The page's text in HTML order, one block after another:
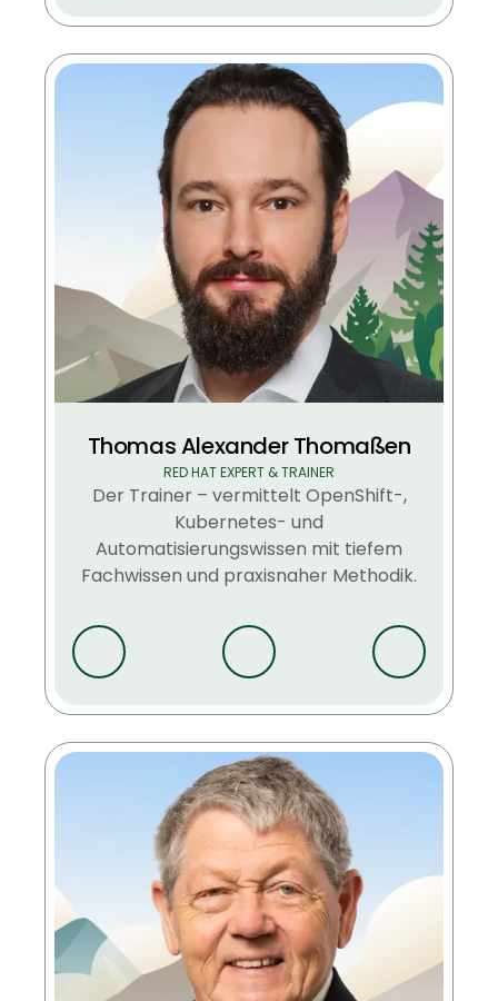
Thomas Alexander Thomaßen
RED HAT EXPERT & TRAINER
Der Trainer – vermittelt OpenShift-,
Kubernetes- und
Automatisierungswissen mit tiefem
Fachwissen und praxisnaher Methodik.